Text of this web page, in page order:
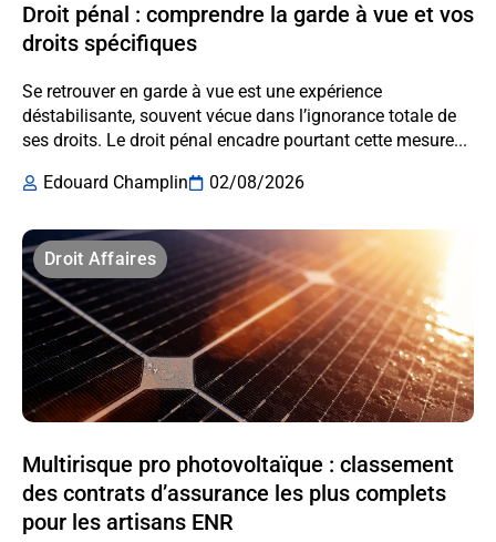
Droit pénal : comprendre la garde à vue et vos
droits spécifiques
Se retrouver en garde à vue est une expérience
déstabilisante, souvent vécue dans l’ignorance totale de
ses droits. Le droit pénal encadre pourtant cette mesure...
Edouard Champlin
02/08/2026
Droit Affaires
Multirisque pro photovoltaïque : classement
des contrats d’assurance les plus complets
pour les artisans ENR